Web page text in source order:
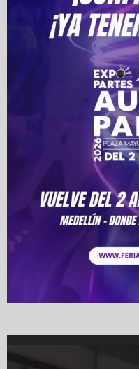
Player